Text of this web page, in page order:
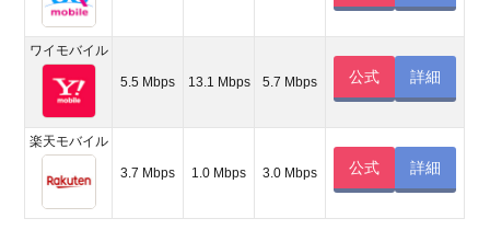
ワイモバイル
5.5 Mbps 13.1 Mbps 5.7 Mbps 公式 詳細
楽天モバイル
3.7 Mbps 1.0 Mbps 3.0 Mbps 公式 詳細